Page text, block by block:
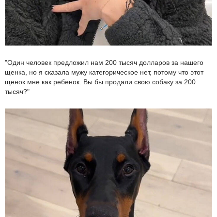
"Один человек предложил нам 200 тысяч долларов за нашего
щенка, но я сказала мужу категорическое нет, потому что этот
щенок мне как ребенок. Вы бы продали свою собаку за 200
тысяч?"